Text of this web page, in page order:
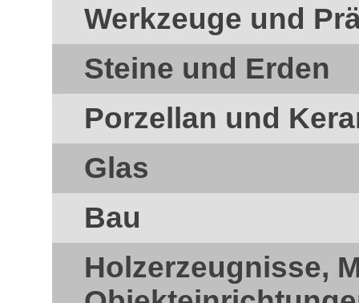
Werkzeuge und
Steine und Erden
Porzellan und
Glas
Bau
Holzerzeugnisse,